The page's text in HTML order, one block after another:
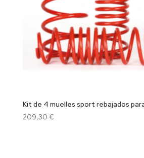
Kit de 4 muelles sport rebajados
209,30 €